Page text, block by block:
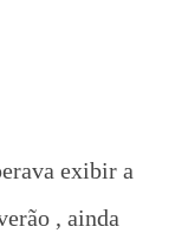
exibir a
, ainda